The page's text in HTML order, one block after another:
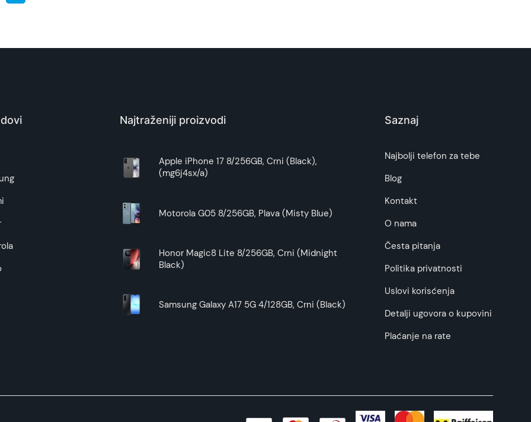
Najtraženiji proizvodi
Apple iPhone 17 8/256GB, Crni (Black),
(mg6j4sx/a)
Motorola G05 8/256GB, Plava (Misty Blue)
Honor Magic8 Lite 8/256GB, Crni (Midnight
Black)
Samsung Galaxy A17 5G 4/128GB, Crni (Black)
Saznaj
Najbolji telefon za tebe
Blog
Kontakt
O nama
Česta pitanja
Politika privatnosti
Uslovi korisćenja
Detalji ugovora o kupovini
Plaćanje na rate